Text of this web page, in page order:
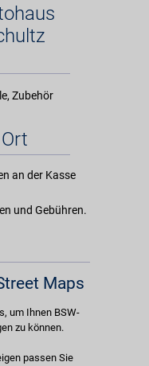
Zubehör
an der Kasse
und Gebühren.
Maps
um Ihnen BSW-
zu können.
passen Sie